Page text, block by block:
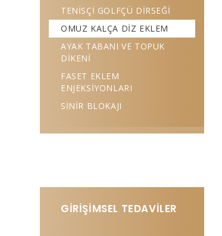
TENİSÇİ GOLFÇÜ DİRSEĞİ
OMUZ KALÇA DİZ EKLEM
AYAK TABANI VE TOPUK
DİKENİ
FASET EKLEM
ENJEKSİYONLARI
SİNİR BLOKAJI
GİRİŞİMSEL TEDAVİLER